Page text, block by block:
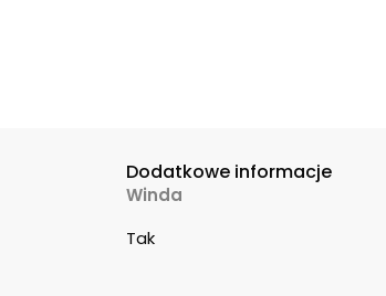
Dodatkowe informacje
Winda
Tak